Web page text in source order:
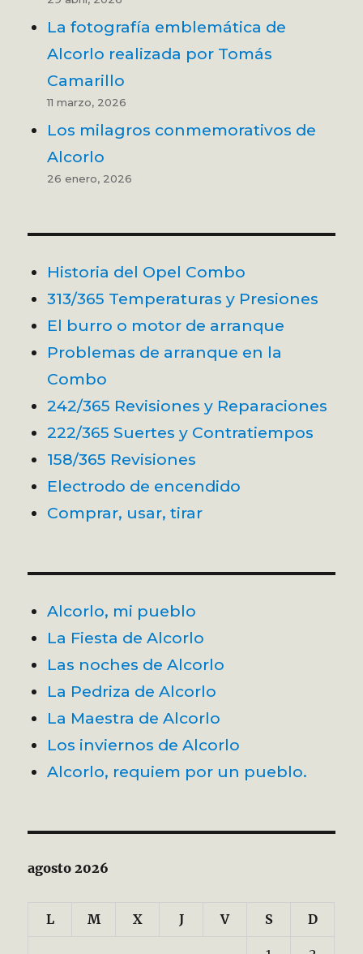
La fotografía emblemática de
Alcorlo realizada por Tomás
Camarillo
11 marzo, 2026
Los milagros conmemorativos de
Alcorlo
26 enero, 2026
Historia del Opel Combo
313/365 Temperaturas y Presiones
El burro o motor de arranque
Problemas de arranque en la
Combo
242/365 Revisiones y Reparaciones
222/365 Suertes y Contratiempos
158/365 Revisiones
Electrodo de encendido
Comprar, usar, tirar
Alcorlo, mi pueblo
La Fiesta de Alcorlo
Las noches de Alcorlo
La Pedriza de Alcorlo
La Maestra de Alcorlo
Los inviernos de Alcorlo
Alcorlo, requiem por un pueblo.
agosto 2026
L M X J V S D